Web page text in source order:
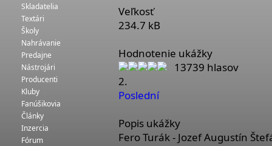
Skladatelia
Textári
Školy
Nahrávanie
Predajne
Nástrojári
Producenti
Kluby
Fanúšikovia
Články
Inzercia
Fórum
Veľkosť
234.7 kB
Hodnotenie ukážky
13739 hlasov
2.
Poslední
Popis ukážky
Fero Turák - Jozef Augustín